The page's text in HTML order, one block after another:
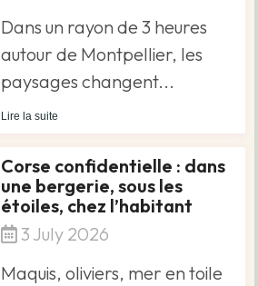
Dans un rayon de 3 heures
autour de Montpellier, les
paysages changent...
Lire la suite
Corse confidentielle : dans
une bergerie, sous les
étoiles, chez l’habitant
3 July 2026
Maquis, oliviers, mer en toile